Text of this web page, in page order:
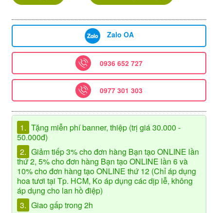
Zalo OA
0936 652 727
0977 301 303
1. Tặng miễn phí banner, thiệp (trị giá 30.000 -
50.000đ)
2. Giảm tiếp 3% cho đơn hàng Bạn tạo ONLINE lần
thứ 2, 5% cho đơn hàng Bạn tạo ONLINE lần 6 và
10% cho đơn hàng tạo ONLINE thứ 12 (Chỉ áp dụng
hoa tươi tại Tp. HCM, Ko áp dụng các dịp lễ, không
áp dụng cho lan hồ điệp)
3. Giao gấp trong 2h